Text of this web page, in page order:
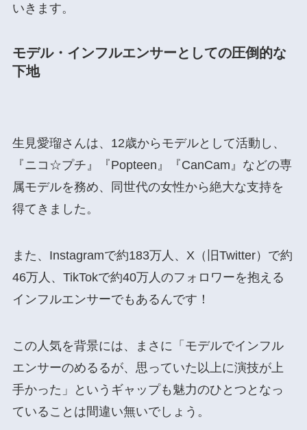
いきます。
モデル・インフルエンサーとしての圧倒的な
下地
生見愛瑠さんは、12歳からモデルとして活動し、
『ニコ☆プチ』『Popteen』『CanCam』などの専
属モデルを務め、同世代の女性から絶大な支持を
得てきました。
また、Instagramで約183万人、X（旧Twitter）で約
46万人、TikTokで約40万人のフォロワーを抱える
インフルエンサーでもあるんです！
この人気を背景には、まさに「モデルでインフル
エンサーのめるるが、思っていた以上に演技が上
手かった」というギャップも魅力のひとつとなっ
ていることは間違い無いでしょう。